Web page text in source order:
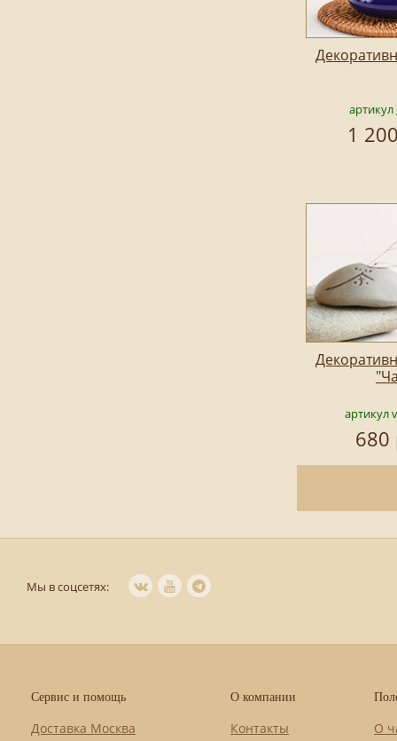
артикул
1
артикул
680
Мы в соцсетях:
Сервис и помощь
Доставка Москва
О компании
Контакты О